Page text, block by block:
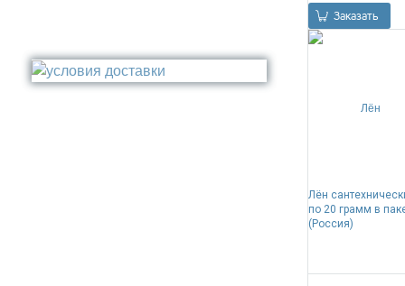
Заказать
Лён
по 20 грамм в
(Россия)